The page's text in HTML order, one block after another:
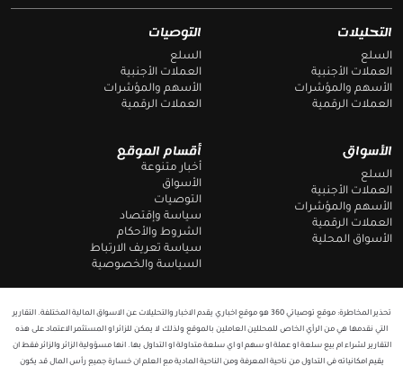
أقسام الموقع
أخبار متنوعة
الأسواق
التوصيات
سياسة وإقتصاد
الشروط والأحكام
سياسة تعريف الارتباط
السياسة والخصوصية
الأسواق
السلع
العملات الأجنبية
الأسهم والمؤشرات
العملات الرقمية
الأسواق المحلية
التوصيات
السلع
العملات الأجنبية
الأسهم والمؤشرات
العملات الرقمية
التحليلات
السلع
العملات الأجنبية
الأسهم والمؤشرات
العملات الرقمية
e
e
تحذير المخاطرة: موقع توصياتي 360 هو موقع اخباري يقدم الاخبار والتحليلات عن الاسواق المالية المختلفة. التقارير
التي نقدمها هي من الرأي الخاص للمحللين العاملين بالموقع ولذلك لا يمكن للزائر او المستثمر الاعتماد على هذه
التقارير لشراء ام بيع سلعة او عملة او سهم او اي سلعة متداولة او التداول بها. انها مسؤولية الزائر والزائر فقط ان
يقيم امكانياته في التداول من ناحية المعرفة ومن الناحية المادية مع العلم ان خسارة جميع رأس المال قد يكون